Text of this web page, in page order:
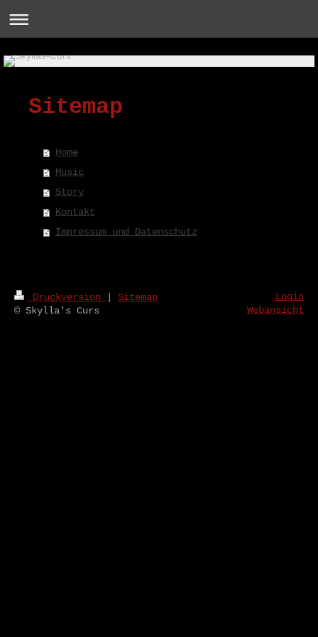
Sitemap
Home
Music
Story
Kontakt
Impressum und Datenschutz
Druckversion
Sitemap
© Skylla's Curs
Login
Webansicht